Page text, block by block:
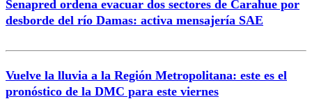
Senapred ordena evacuar dos sectores de Carahue por
desborde del río Damas: activa mensajería SAE
Vuelve la lluvia a la Región Metropolitana: este es el
pronóstico de la DMC para este viernes